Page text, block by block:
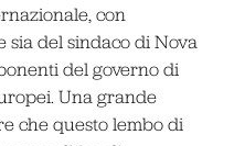
con
sia del sindaco di Nova
del governo di
Una grande
che questo lembo di